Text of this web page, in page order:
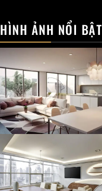
HÌNH ẢNH NỔI BẬT